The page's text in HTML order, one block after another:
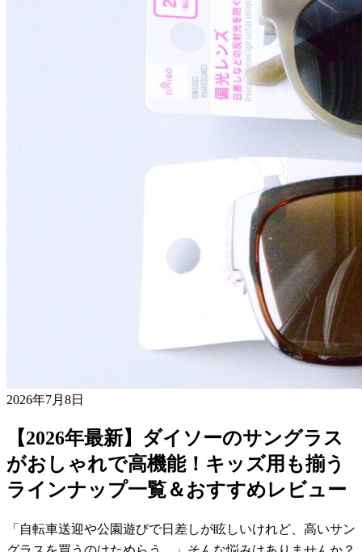
2026年7月8日
【2026年最新】ダイソーのサングラス
がおしゃれで高機能！キッズ用も揃う
ラインナップ一覧＆おすすめレビュー
「自転車送迎や公園遊びで日差しが眩しいけれど、高いサン